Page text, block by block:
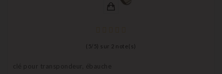
( 5/ 5) sur 2 note(s)
clé pour transpondeur, ébauche